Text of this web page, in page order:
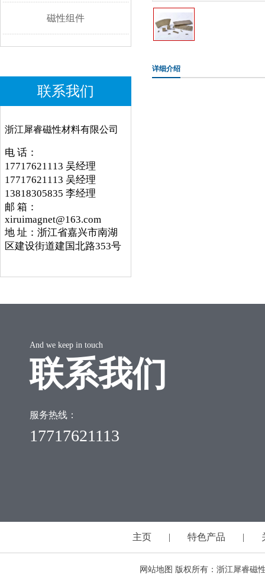
磁性组件
联系我们
浙江犀睿磁性材料有限公司
电 话：
17717621113 吴经理
17717621113 吴经理
13818305835 李经理
邮 箱：
xiruimagnet@163.com
地 址：浙江省嘉兴市南湖
区建设街道建国北路353号
详细介绍
And we keep in touch
联系我们
服务热线：
17717621113
主页 | 特色产品 |
网站地图 版权所有：浙江犀睿